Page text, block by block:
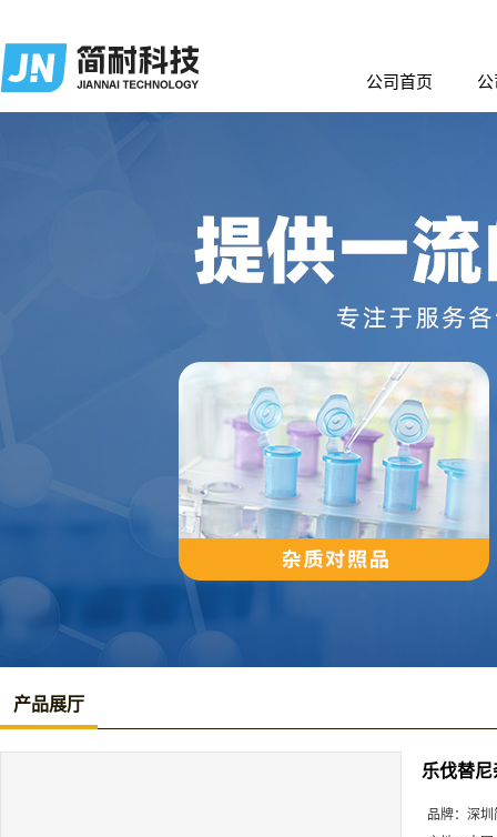
公司首页
产品展厅
乐伐替尼
品牌： 深圳